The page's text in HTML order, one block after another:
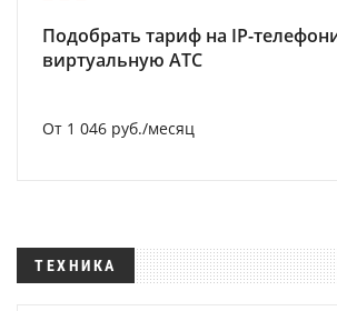
Подобрать тариф на IP-
виртуальную АТС
От 1 046 руб./месяц
ТЕХНИКА